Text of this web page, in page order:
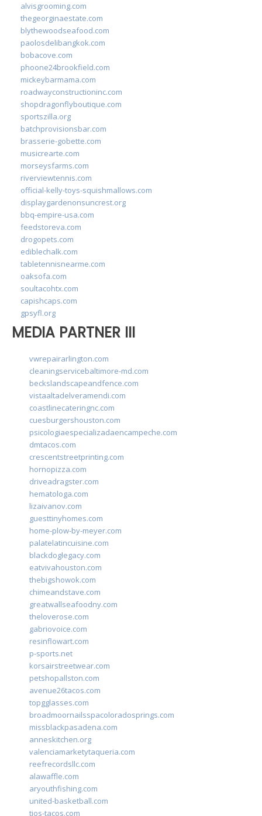
alvisgrooming.com
thegeorginaestate.com
blythewoodseafood.com
paolosdelibangkok.com
bobacove.com
phoone24brookfield.com
mickeybarmama.com
roadwayconstructioninc.com
shopdragonflyboutique.com
sportszilla.org
batchprovisionsbar.com
brasserie-gobette.com
musicrearte.com
morseysfarms.com
riverviewtennis.com
official-kelly-toys-squishmallows.com
displaygardenonsuncrest.org
bbq-empire-usa.com
feedstoreva.com
drogopets.com
ediblechalk.com
tabletennisnearme.com
oaksofa.com
soultacohtx.com
capishcaps.com
gpsyfl.org
MEDIA PARTNER III
vwrepairarlington.com
cleaningservicebaltimore-md.com
beckslandscapeandfence.com
vistaaltadelveramendi.com
coastlinecateringnc.com
cuesburgershouston.com
psicologiaespecializadaencampeche.com
dmtacos.com
crescentstreetprinting.com
hornopizza.com
driveadragster.com
hematologa.com
lizaivanov.com
guesttinyhomes.com
home-plow-by-meyer.com
palatelatincuisine.com
blackdoglegacy.com
eatvivahouston.com
thebigshowok.com
chimeandstave.com
greatwallseafoodny.com
theloverose.com
gabriovoice.com
resinflowart.com
p-sports.net
korsairstreetwear.com
petshopallston.com
avenue26tacos.com
topgglasses.com
broadmoornailsspacoloradosprings.com
missblackpasadena.com
anneskitchen.org
valenciamarketytaqueria.com
reefrecordsllc.com
alawaffle.com
aryouthfishing.com
united-basketball.com
tios-tacos.com